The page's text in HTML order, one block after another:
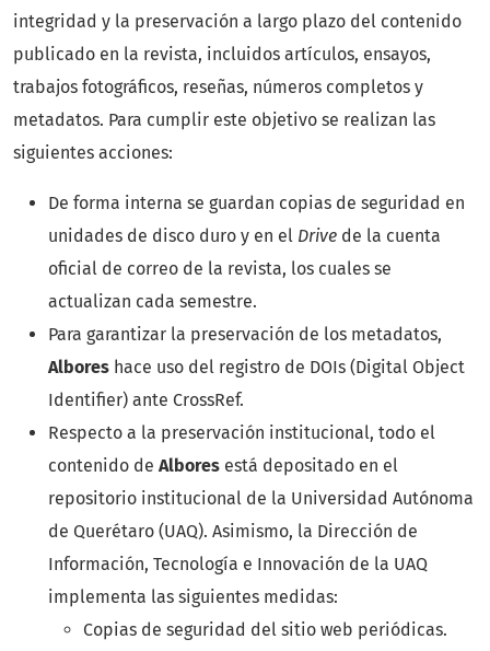
integridad y la preservación a largo plazo del contenido
publicado en la revista, incluidos artículos, ensayos,
trabajos fotográficos, reseñas, números completos y
metadatos. Para cumplir este objetivo se realizan las
siguientes acciones:
De forma interna se guardan copias de seguridad en
unidades de disco duro y en el Drive de la cuenta
oficial de correo de la revista, los cuales se
actualizan cada semestre.
Para garantizar la preservación de los metadatos,
Albores hace uso del registro de DOIs (Digital Object
Identifier) ante CrossRef.
Respecto a la preservación institucional, todo el
contenido de Albores está depositado en el
repositorio institucional de la Universidad Autónoma
de Querétaro (UAQ). Asimismo, la Dirección de
Información, Tecnología e Innovación de la UAQ
implementa las siguientes medidas:
Copias de seguridad del sitio web periódicas.